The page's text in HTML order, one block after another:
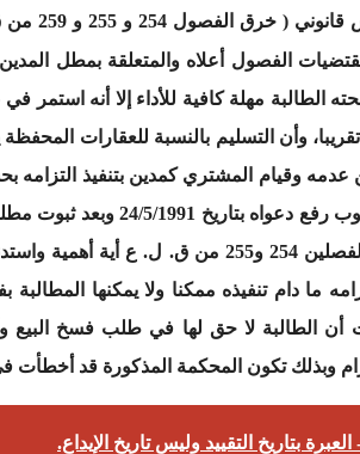
القرار
الفصول أعلاه والمتعلقة بمطل
مهلة كافية للأداء إلا أنه استمر
وأن التسليم بالنسبة للعقارات المحفظة
عدمه وقيام المشتري كمدين بتنفيذ التزامه
له وقبل رفعه لأية دعوى تتعلق
ما دام تنفيذه ممكنا ولا يمكنها
أن الطالبة لا حق لها في طلب فسخ البيع
بتاريخ التقييد وليس تاريخ الإيداع.